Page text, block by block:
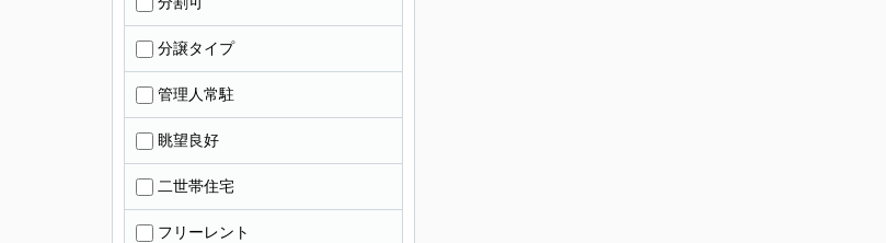
分譲タイプ
管理人常駐
眺望良好
二世帯住宅
フリーレント